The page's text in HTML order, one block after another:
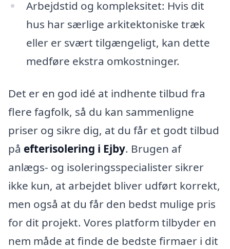
Arbejdstid og kompleksitet: Hvis dit
hus har særlige arkitektoniske træk
eller er svært tilgængeligt, kan dette
medføre ekstra omkostninger.
Det er en god idé at indhente tilbud fra
flere fagfolk, så du kan sammenligne
priser og sikre dig, at du får et godt tilbud
på efterisolering i Ejby. Brugen af
anlægs- og isoleringsspecialister sikrer
ikke kun, at arbejdet bliver udført korrekt,
men også at du får den bedst mulige pris
for dit projekt. Vores platform tilbyder en
nem måde at finde de bedste firmaer i dit